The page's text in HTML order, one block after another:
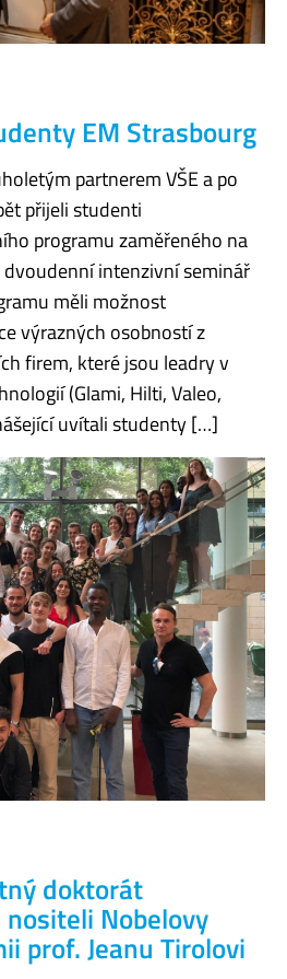
EM Strasbourg
partnerem VŠE a po
přijeli studenti
programu zaměřeného na
intenzivní seminář
měli možnost
výrazných osobností z
firem, které jsou leadry v
(Glami, Hilti, Valeo,
uvítali studenty […]
doktorát
Nobelovy
prof. Jeanu Tirolovi